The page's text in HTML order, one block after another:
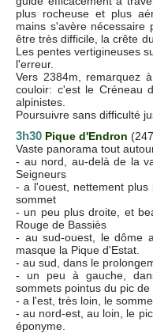
plus rocheuse et plus
mains s'avère nécessaire
être très difficile, la crête
Les pentes vertigineuses
l'erreur.
Vers 2384m, remarquez
couloir: c'est le Créneau
alpinistes.
Poursuivre sans difficulté
3h30 Pique d'Endron
Vaste panorama tout
- au nord, au-delà de la
Seigneurs
- a l'ouest, nettement plus
sommet
- un peu plus droite, et
Rouge de Bassiès
- au sud-ouest, le dôme
masque la Pique d'Estat.
- au sud, dans le
- un peu à gauche,
sommets pointus du pic
- a l'est, très loin, le
- au nord-est, au loin, le
éponyme.